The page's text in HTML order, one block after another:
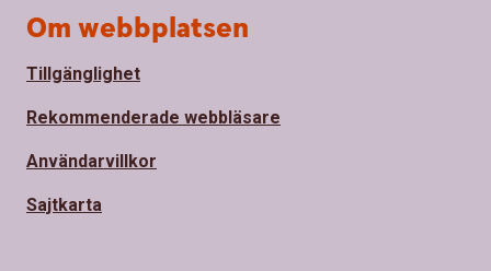
Om webbplatsen
Tillgänglighet
Rekommenderade webbläsare
Användarvillkor
Sajtkarta